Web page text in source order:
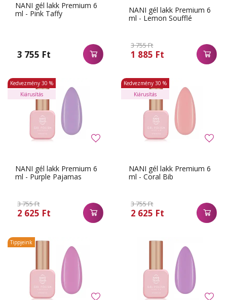
NANI gél lakk Premium 6
ml - Pink Taffy
3 755 Ft
NANI gél lakk Premium 6
ml - Lemon Soufflé
3 755 Ft
1 885 Ft
NANI gél lakk Premium 6
ml - Purple Pajamas
3 755 Ft
2 625 Ft
Kedvezmény 30 %
Kiárusítás
NANI gél lakk Premium 6
ml - Coral Bib
3 755 Ft
2 625 Ft
Kedvezmény 30 %
Kiárusítás
Tippjeink